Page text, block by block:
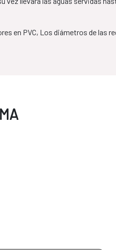
en PVC, Los diámetros de las